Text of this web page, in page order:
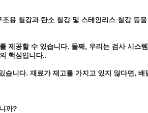
용 철강과 탄소 철강 및 스테인리스 철강 등
제공할 수 있습니다. 둘째, 우리는 검사 시스
핵심입니다..
니다. 재료가 재고를 가지고 있지 않다면, 배
까?